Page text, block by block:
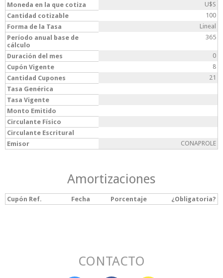
Moneda en la que cotiza
U$S
Cantidad cotizable
100
Forma de la Tasa
Lineal
Período anual base de
cálculo
365
Duración del mes
0
Cupón Vigente
8
Cantidad Cupones
21
Tasa Genérica
Tasa Vigente
Monto Emitido
Circulante Físico
Circulante Escritural
Emisor
CONAPROLE
Amortizaciones
Cupón Ref. Fecha Porcentaje ¿Obligatoria?
CONTACTO